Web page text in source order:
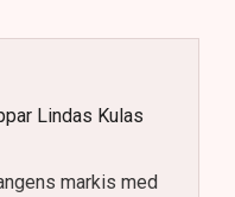
Lindas Kulas
markis med